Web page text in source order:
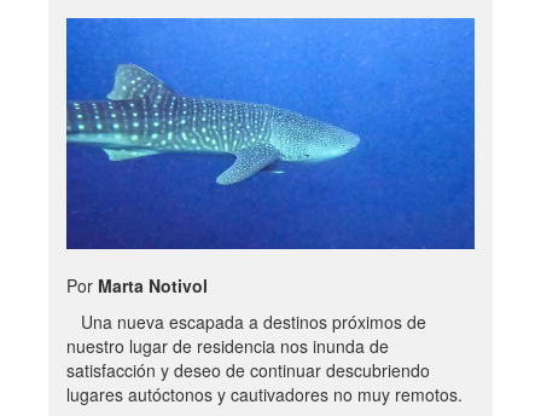
Por Marta Notivol
Una nueva escapada a destinos próximos de
nuestro lugar de residencia nos inunda de
satisfacción y deseo de continuar descubriendo
lugares autóctonos y cautivadores no muy remotos.